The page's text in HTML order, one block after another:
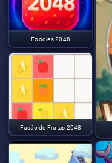
Foodies 2048
Fusão de Frutas 2048